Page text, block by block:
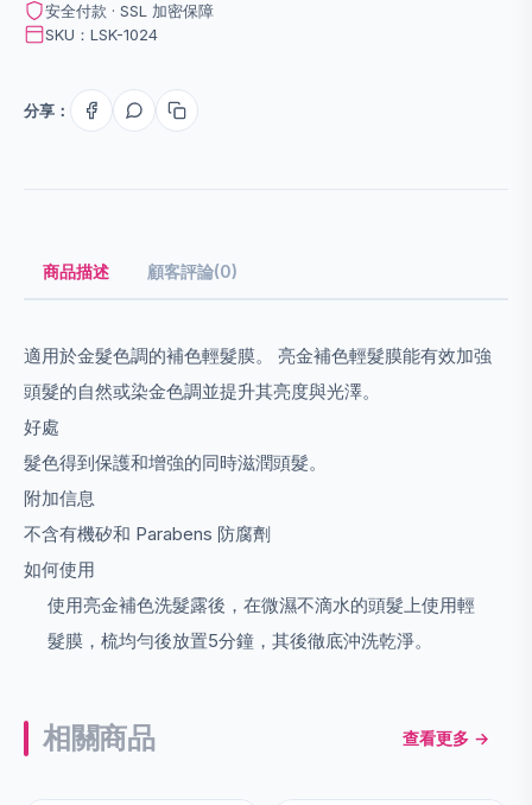
安全付款 · SSL 加密保障
SKU：LSK-1024
分享：
商品描述 顧客評論(0)
適用於金髮色調的補色輕髮膜。 亮金補色輕髮膜能有效加強
頭髮的自然或染金色調並提升其亮度與光澤。
好處
髮色得到保護和增強的同時滋潤頭髮。
附加信息
不含有機矽和 Parabens 防腐劑
如何使用
使用亮金補色洗髮露後，在微濕不滴水的頭髮上使用輕
髮膜，梳均勻後放置5分鐘，其後徹底沖洗乾淨。
相關商品 查看更多 →